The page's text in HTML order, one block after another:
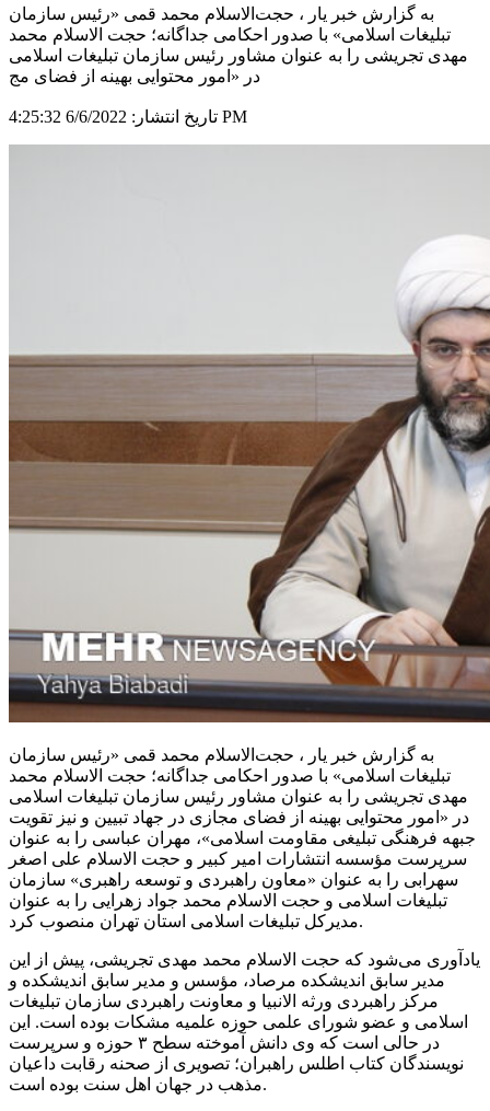
به گزارش خبر یار ، حجت‌الاسلام محمد قمی «رئیس سازمان
تبلیغات اسلامی» با صدور احکامی جداگانه؛ حجت الاسلام محمد
مهدی تجریشی را به عنوان مشاور رئیس سازمان تبلیغات اسلامی
در «امور محتوایی بهینه از فضای مج
تاریخ انتشار: 6/6/2022 4:25:32 PM
به گزارش خبر یار ، حجت‌الاسلام محمد قمی «رئیس سازمان
تبلیغات اسلامی» با صدور احکامی جداگانه؛ حجت الاسلام محمد
مهدی تجریشی را به عنوان مشاور رئیس سازمان تبلیغات اسلامی
در «امور محتوایی بهینه از فضای مجازی در جهاد تبیین و نیز تقویت
جبهه فرهنگی تبلیغی مقاومت اسلامی»، مهران عباسی را به عنوان
سرپرست مؤسسه انتشارات امیر کبیر و حجت الاسلام علی اصغر
سهرابی را به عنوان «معاون راهبردی و توسعه راهبری» سازمان
تبلیغات اسلامی و حجت الاسلام محمد جواد زهرایی را به عنوان
مدیرکل تبلیغات اسلامی استان تهران منصوب کرد.
یادآوری می‌شود که حجت الاسلام محمد مهدی تجریشی، پیش از این
مدیر سابق اندیشکده مرصاد، مؤسس و مدیر سابق اندیشکده و
مرکز راهبردی ورثه الانبیا و معاونت راهبردی سازمان تبلیغات
اسلامی و عضو شورای علمی حوزه علمیه مشکات بوده است. این
در حالی است که وی دانش آموخته سطح ۳ حوزه و سرپرست
نویسندگان کتاب اطلس راهبران؛ تصویری از صحنه رقابت داعیان
مذهب در جهان اهل سنت بوده است.